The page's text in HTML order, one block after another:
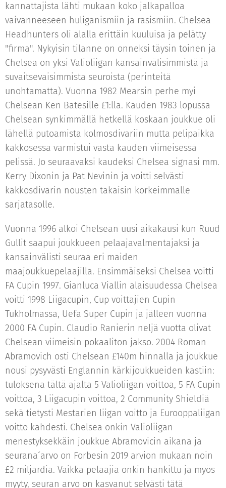
kannattajista lähti mukaan koko jalkapalloa
vaivanneeseen huliganismiin ja rasismiin. Chelsea
Headhunters oli alalla erittäin kuuluisa ja pelätty
"firma". Nykyisin tilanne on onneksi täysin toinen ja
Chelsea on yksi Valioliigan kansainvälisimmistä ja
suvaitsevaisimmista seuroista (perinteitä
unohtamatta). Vuonna 1982 Mearsin perhe myi
Chelsean Ken Batesille £1:lla. Kauden 1983 lopussa
Chelsean synkimmällä hetkellä koskaan joukkue oli
lähellä putoamista kolmosdivariin mutta pelipaikka
kakkosessa varmistui vasta kauden viimeisessä
pelissä. Jo seuraavaksi kaudeksi Chelsea signasi mm.
Kerry Dixonin ja Pat Nevinin ja voitti selvästi
kakkosdivarin nousten takaisin korkeimmalle
sarjatasolle.
Vuonna 1996 alkoi Chelsean uusi aikakausi kun Ruud
Gullit saapui joukkueen pelaajavalmentajaksi ja
kansainvälisti seuraa eri maiden
maajoukkuepelaajilla. Ensimmäiseksi Chelsea voitti
FA Cupin 1997. Gianluca Viallin alaisuudessa Chelsea
voitti 1998 Liigacupin, Cup voittajien Cupin
Tukholmassa, Uefa Super Cupin ja jälleen vuonna
2000 FA Cupin. Claudio Ranierin neljä vuotta olivat
Chelsean viimeisin pokaaliton jakso. 2004 Roman
Abramovich osti Chelsean £140m hinnalla ja joukkue
nousi pysyvästi Englannin kärkijoukkueiden kastiin:
tuloksena tältä ajalta 5 Valioliigan voittoa, 5 FA Cupin
voittoa, 3 Liigacupin voittoa, 2 Community Shieldiä
sekä tietysti Mestarien liigan voitto ja Eurooppaliigan
voitto kahdesti. Chelsea onkin Valioliigan
menestyksekkäin joukkue Abramovicin aikana ja
seurana´arvo on Forbesin 2019 arvion mukaan noin
£2 miljardia. Vaikka pelaajia onkin hankittu ja myös
myyty, seuran arvo on kasvanut selvästi tätä